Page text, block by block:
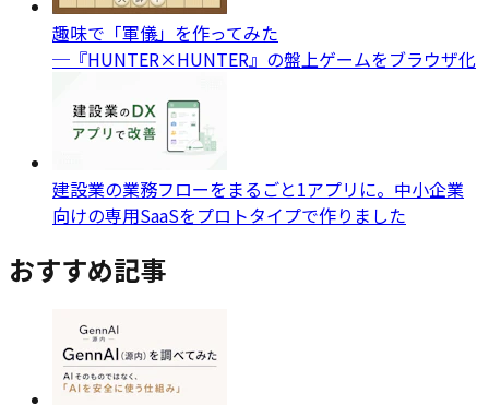
趣味で「軍儀」を作ってみた
─『HUNTER×HUNTER』の盤上ゲームをブラウザ化
建設業の業務フローをまるごと1アプリに。中小企業
向けの専用SaaSをプロトタイプで作りました
おすすめ記事